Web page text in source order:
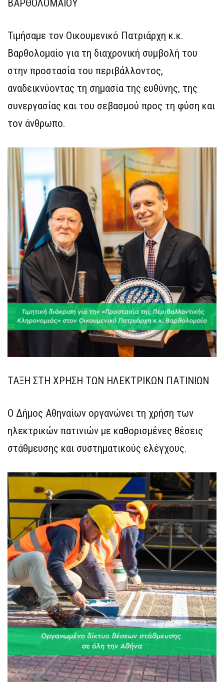
ΒΑΡΘΟΛΟΜΑΙΟΥ
Τιμήσαμε τον Οικουμενικό Πατριάρχη κ.κ.
Βαρθολομαίο για τη διαχρονική συμβολή του
στην προστασία του περιβάλλοντος,
αναδεικνύοντας τη σημασία της ευθύνης, της
συνεργασίας και του σεβασμού προς τη φύση και
τον άνθρωπο.
ΤΑΞΗ ΣΤΗ ΧΡΗΣΗ ΤΩΝ ΗΛΕΚΤΡΙΚΩΝ ΠΑΤΙΝΙΩΝ
Ο Δήμος Αθηναίων οργανώνει τη χρήση των
ηλεκτρικών πατινιών με καθορισμένες θέσεις
στάθμευσης και συστηματικούς ελέγχους.